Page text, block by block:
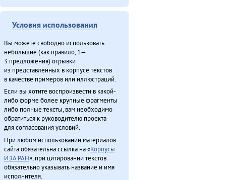
Условия использования
Вы можете свободно использовать
небольшие (как правило, 1—
3 предложения) отрывки
из представленных в корпусе текстов
в качестве примеров или иллюстраций.
Если вы хотите воспроизвести в какой-
либо форме более крупные фрагменты
либо полные тексты, вам необходимо
обратиться к руководителю проекта
для согласования условий.
При любом использовании материалов
сайта обязательна ссылка на «Корпусы
ИЭА РАН», при цитировании текстов
обязательно указывать название и имя
исполнителя.